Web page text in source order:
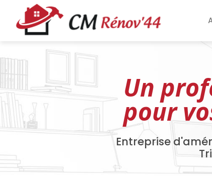
contenu
principal
Un
pour
Entreprise